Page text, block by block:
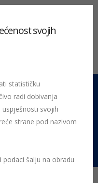
svojih
statističku
radi dobivanja
svojih
strane pod nazivom
podaci šalju na obradu